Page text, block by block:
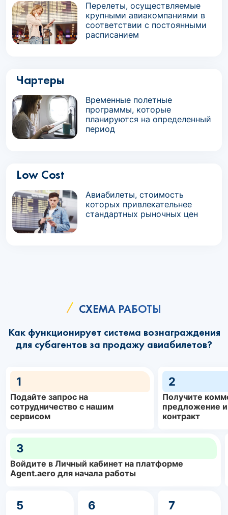
Перелеты, осуществляемые
крупными авиакомпаниями в
соответствии с постоянными
расписанием
Чартеры
Временные полетные
программы, которые
планируются на определенный
период
Low Cost
Авиабилеты, стоимость
которых привлекательнее
стандартных рыночных цен
СХЕМА РАБОТЫ
Как функционирует система вознаграждения
для субагентов за продажу авиабилетов?
1
Подайте запрос на
сотрудничество с нашим
сервисом
2
Получите
предложение
контракт
3
Войдите в Личный кабинет на платформе
Agent.aero для начала работы
5 6 7